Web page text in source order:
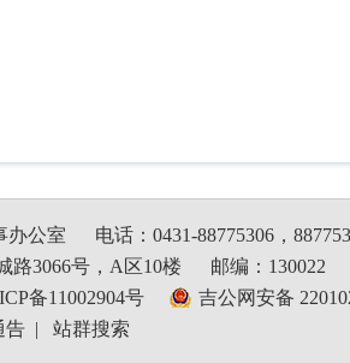
办公室
电话：0431-88775306，
路3066号，A区10楼
邮编：130022
备11002904号
吉公网安备
告 | 站群搜索